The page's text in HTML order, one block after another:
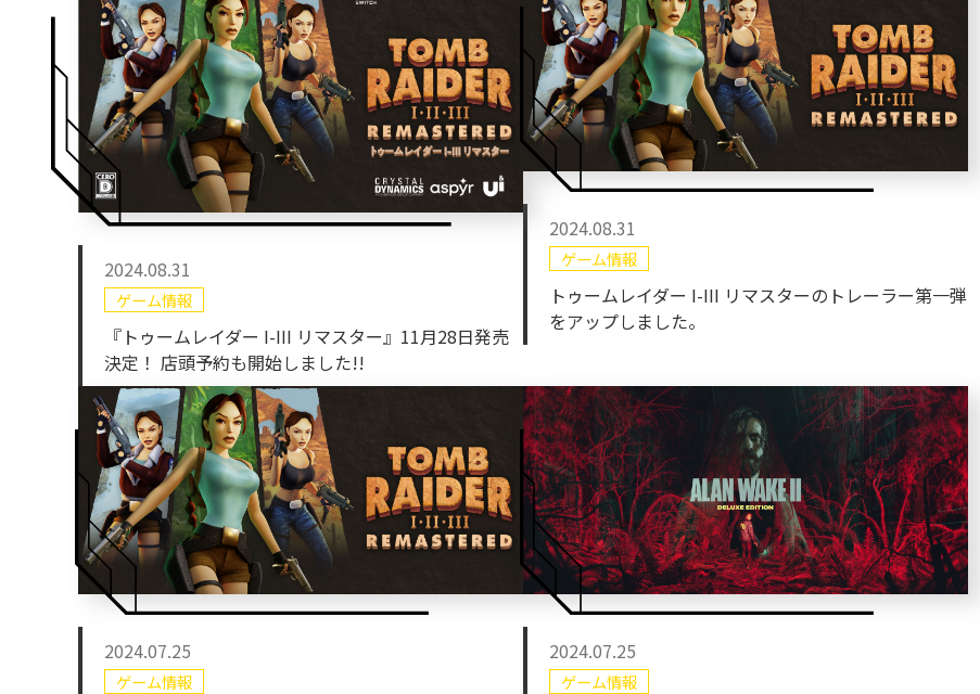
2024.08.31
ゲーム情報
『トゥームレイダー I-III リマスター』11月28日発売
決定！ 店頭予約も開始しました!!
2024.08.31
ゲーム情報
トゥームレイダー I-III リマスターのトレーラー第一弾
をアップしました。
2024.07.25
ゲーム情報
2024.07.25
ゲーム情報